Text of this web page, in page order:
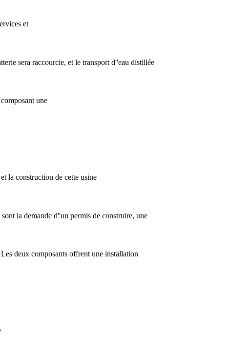
et
sera raccourcie, et le transport d''eau distillée
une
la construction de cette usine
la demande d''un permis de construire, une
deux composants offrent une installation